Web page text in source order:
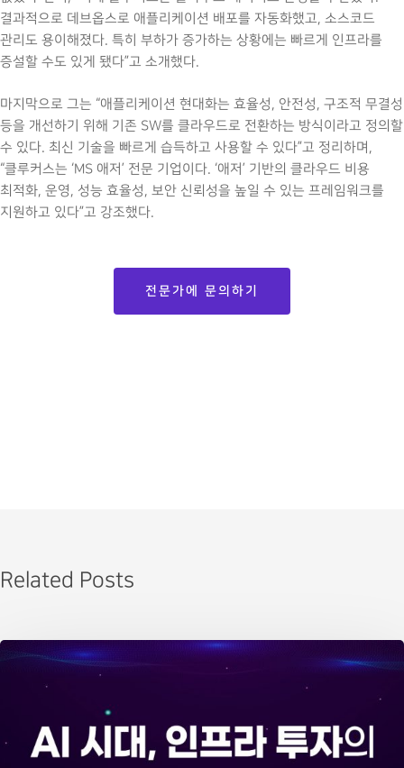
결과적으로 데브옵스로 애플리케이션 배포를 자동화했고, 소스코드
관리도 용이해졌다. 특히 부하가 증가하는 상황에는 빠르게 인프라를
증설할 수도 있게 됐다”고 소개했다.
마지막으로 그는 “애플리케이션 현대화는 효율성, 안전성, 구조적 무결성
등을 개선하기 위해 기존 SW를 클라우드로 전환하는 방식이라고 정의할
수 있다. 최신 기술을 빠르게 습득하고 사용할 수 있다”고 정리하며,
“클루커스는 ‘MS 애저’ 전문 기업이다. ‘애저’ 기반의 클라우드 비용
최적화, 운영, 성능 효율성, 보안 신뢰성을 높일 수 있는 프레임워크를
지원하고 있다”고 강조했다.
전문가에 문의하기
Related Posts